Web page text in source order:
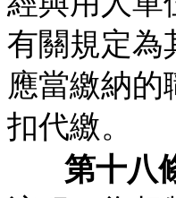
有關規定為
應當繳納的
扣代繳。
第十八